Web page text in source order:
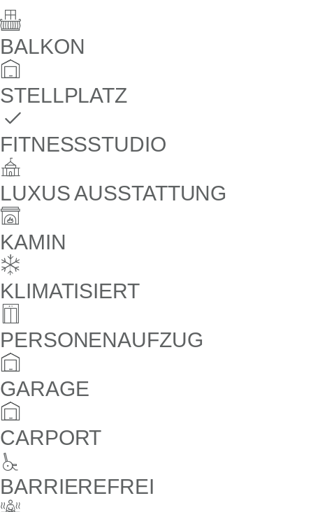
BALKON
STELLPLATZ
FITNESSSTUDIO
LUXUS AUSSTATTUNG
KAMIN
KLIMATISIERT
PERSONENAUFZUG
GARAGE
CARPORT
BARRIEREFREI